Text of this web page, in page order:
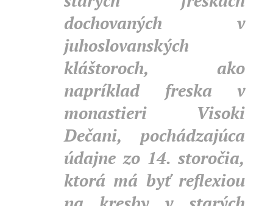
dochovaných v
juhoslovanských
kláštoroch, ako
napríklad freska v
monastieri Visoki
Dečani, pochádzajúca
údajne zo 14. storočia,
ktorá má byť reflexiou